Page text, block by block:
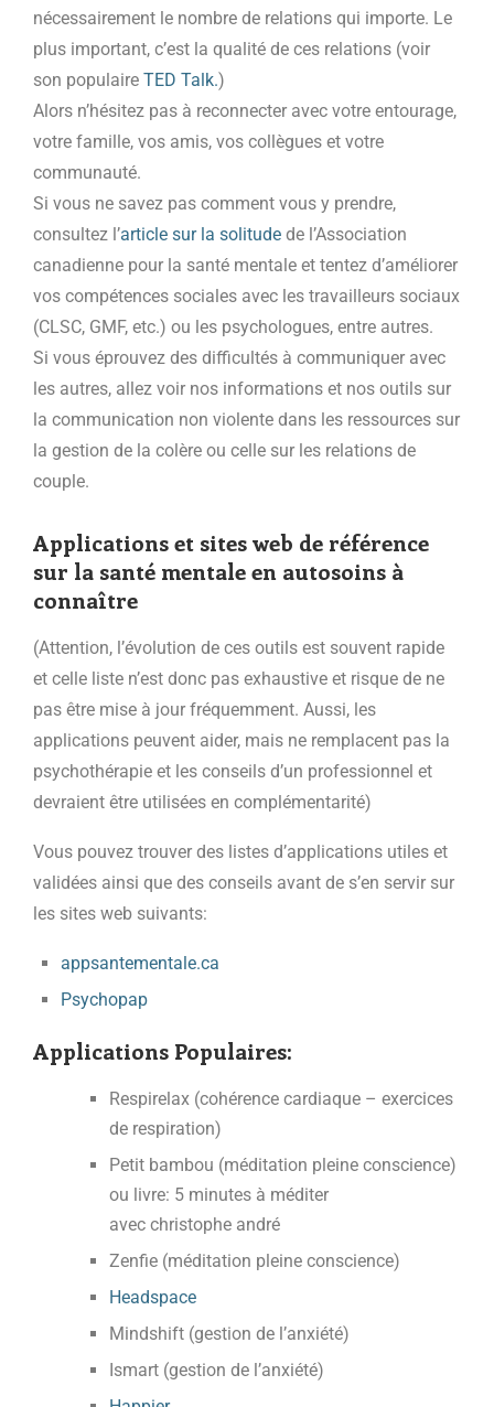
nécessairement le nombre de relations qui importe. Le
plus important, c’est la qualité de ces relations (voir
son populaire TED Talk.)
Alors n’hésitez pas à reconnecter avec votre entourage,
votre famille, vos amis, vos collègues et votre
communauté.
Si vous ne savez pas comment vous y prendre,
consultez l’article sur la solitude de l’Association
canadienne pour la santé mentale et tentez d’améliorer
vos compétences sociales avec les travailleurs sociaux
(CLSC, GMF, etc.) ou les psychologues, entre autres.
Si vous éprouvez des difficultés à communiquer avec
les autres, allez voir nos informations et nos outils sur
la communication non violente dans les ressources sur
la gestion de la colère ou celle sur les relations de
couple.
Applications et sites web de référence
sur la santé mentale en autosoins à
connaître
(Attention, l’évolution de ces outils est souvent rapide
et celle liste n’est donc pas exhaustive et risque de ne
pas être mise à jour fréquemment. Aussi, les
applications peuvent aider, mais ne remplacent pas la
psychothérapie et les conseils d’un professionnel et
devraient être utilisées en complémentarité)
Vous pouvez trouver des listes d’applications utiles et
validées ainsi que des conseils avant de s’en servir sur
les sites web suivants:
appsantementale.ca
Psychopap
Applications Populaires:
Respirelax (cohérence cardiaque – exercices
de respiration)
Petit bambou (méditation pleine conscience)
ou livre: 5 minutes à méditer
avec christophe andré
Zenfie (méditation pleine conscience)
Headspace
Mindshift (gestion de l’anxiété)
Ismart (gestion de l’anxiété)